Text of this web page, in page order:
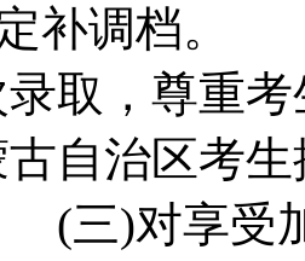
补调档。
取，尊重
自治区考
)对享受加